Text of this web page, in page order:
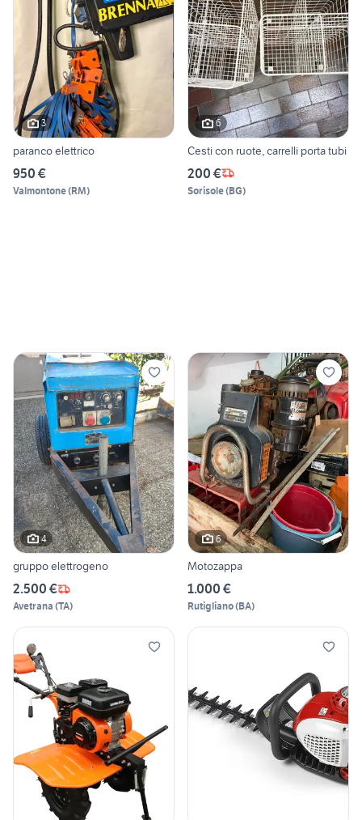
3
paranco elettrico
950 €
Valmontone(RM)
6
Cesti con ruote, carrelli porta tubi
200 €
Sorisole(BG)
4
gruppo elettrogeno
2.500 €
Avetrana (TA)
6
Motozappa
1.000 €
Rutigliano(BA)